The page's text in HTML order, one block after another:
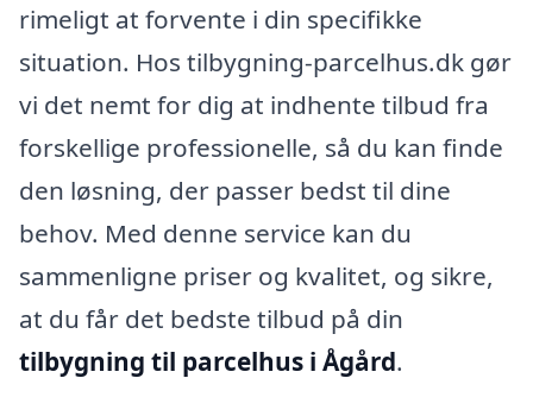
rimeligt at forvente i din specifikke
situation. Hos tilbygning-parcelhus.dk gør
vi det nemt for dig at indhente tilbud fra
forskellige professionelle, så du kan finde
den løsning, der passer bedst til dine
behov. Med denne service kan du
sammenligne priser og kvalitet, og sikre,
at du får det bedste tilbud på din
tilbygning til parcelhus i Ågård.